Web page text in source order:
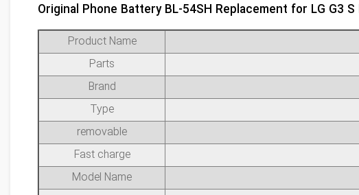
Original Phone Battery BL-54SH Replacement for LG G3
Product Name
Parts
Brand
Type
removable
Fast charge
Model Name